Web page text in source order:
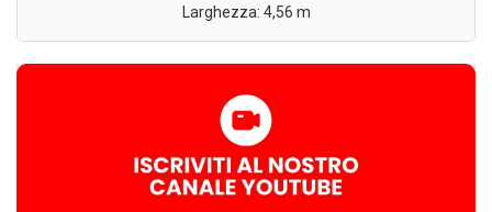
Larghezza: 4,56 m